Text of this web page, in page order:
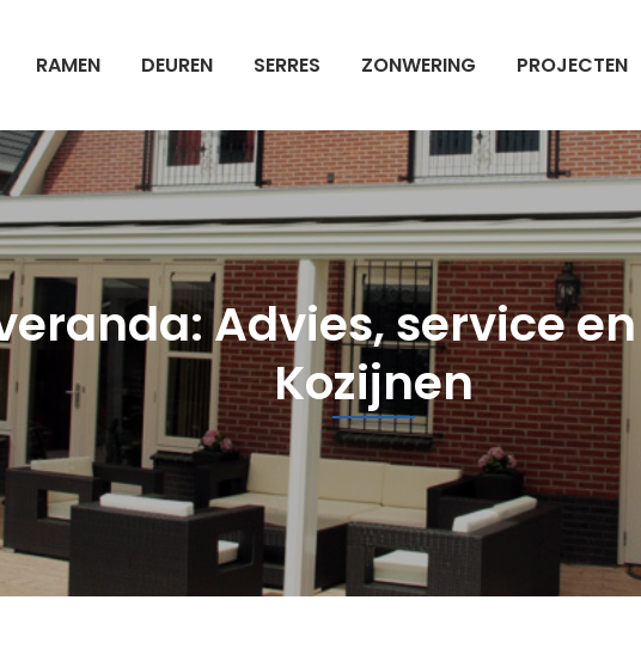
RAMEN DEUREN SERRES ZONWERING PROJECTEN
Advies, service
Kozijnen